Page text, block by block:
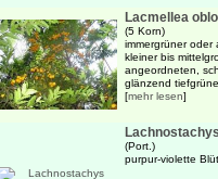
Lacmellea
(5 Korn)
immergrüner oder
kleiner bis
angeordneten,
glänzend
[mehr lesen]
(Port.)
purpur-violette